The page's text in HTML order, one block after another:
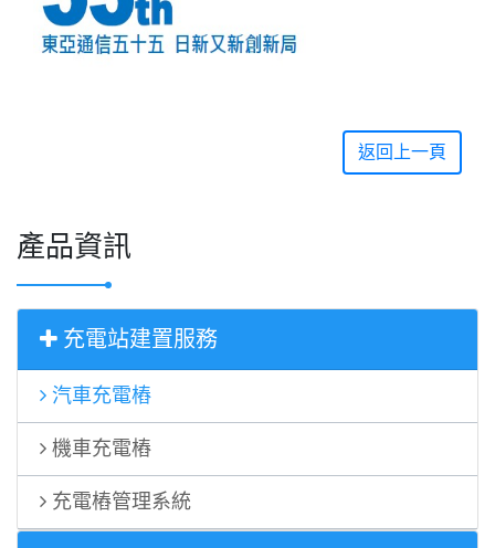
返回上一頁
產品資訊
充電站建置服務
汽車充電樁
機車充電樁
充電樁管理系統